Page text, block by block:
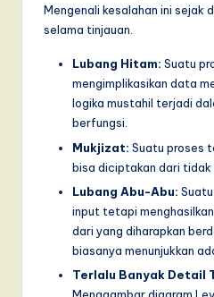
Mengenali kesalahan ini sejak
selama tinjauan.
Lubang Hitam: Suatu
mengimplikasikan data
logika mustahil terjadi
berfungsi.
Mukjizat: Suatu proses
bisa diciptakan dari tidak
Lubang Abu-Abu:
input tetapi
dari yang diharapkan
biasanya menunjukkan
Terlalu Banyak Detail
Menggambar diagram